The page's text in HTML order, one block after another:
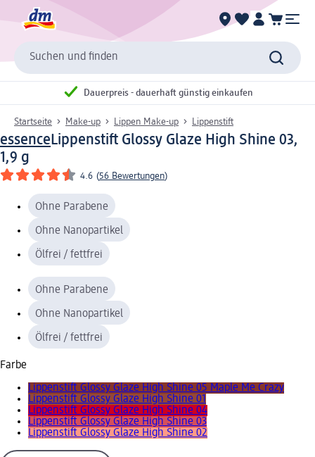
Suchen und finden
Dauerpreis - dauerhaft günstig einkaufen
Startseite Make-up Lippen Make-up Lippenstift
essenceLippenstift Glossy Glaze High Shine 03,
1,9 g
4.6 (56 Bewertungen)
Ohne Parabene
Ohne Nanopartikel
Ölfrei / fettfrei
Ohne Parabene
Ohne Nanopartikel
Ölfrei / fettfrei
Farbe
Lippenstift Glossy Glaze High Shine 05 Maple Me Crazy
Lippenstift Glossy Glaze High Shine 01
Lippenstift Glossy Glaze High Shine 04
Lippenstift Glossy Glaze High Shine 03
Lippenstift Glossy Glaze High Shine 02